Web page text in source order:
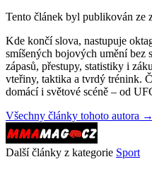
Tento článek byl publikován ze
Kde končí slova, nastupuje
smíšených bojových umění
zápasů, přestupy, statistiky i
vteřiny, taktika a tvrdý trénink.
domácí i světové scéně – od
Všechny články tohoto autora →
Další články z kategorie Sport